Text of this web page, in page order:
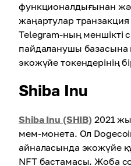
функционалдығынан
жаңартулар транзакция
Telegram-ның меншікті
пайдаланушы базасына
экожүйе токендерінің
Shiba Inu
Shiba Inu (SHIB) 2021
мем-монета. Ол
айналасында экожүйе
NFT бастамасы. Жоба